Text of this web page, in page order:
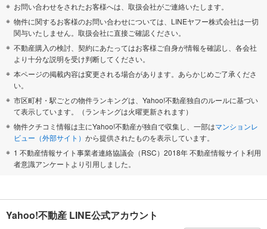
お問い合わせをされたお客様へは、取扱会社がご連絡いたします。
物件に関するお客様のお問い合わせについては、LINEヤフー株式会社は一切
関与いたしません。取扱会社に直接ご確認ください。
不動産購入の検討、契約にあたってはお客様ご自身が情報を確認し、各会社
より十分な説明を受け判断してください。
本ページの掲載内容は変更される場合があります。あらかじめご了承くださ
い。
市区町村・駅ごとの物件ランキングは、Yahoo!不動産独自のルールに基づい
て表示しています。（ランキングは火曜更新されます）
物件クチコミ情報は主にYahoo!不動産が独自で収集し、一部はマンションレ
ビュー（外部サイト） から提供されたものを表示しています。
1 不動産情報サイト事業者連絡協議会（RSC）2018年 不動産情報サイト利用
者意識アンケートより引用しました。
Yahoo!不動産 LINE公式アカウント